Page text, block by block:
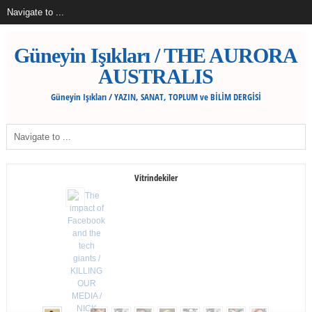
Güneyin Işıkları / THE AURORA
AUSTRALIS
Güneyin Işıkları / YAZIN, SANAT, TOPLUM ve BİLİM DERGİSİ
Vitrindekiler